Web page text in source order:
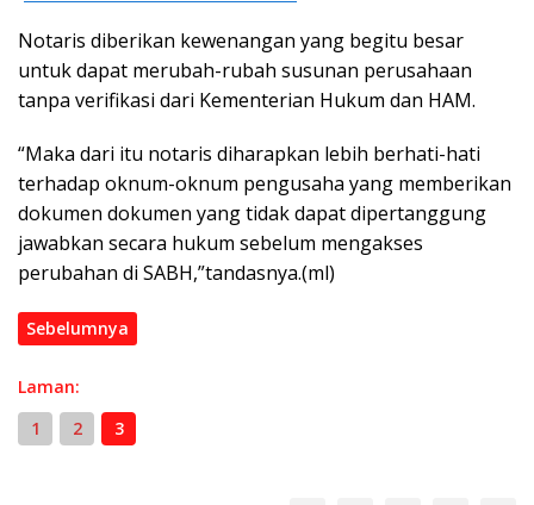
Notaris diberikan kewenangan yang begitu besar
untuk dapat merubah-rubah susunan perusahaan
tanpa verifikasi dari Kementerian Hukum dan HAM.
“Maka dari itu notaris diharapkan lebih berhati-hati
terhadap oknum-oknum pengusaha yang memberikan
dokumen dokumen yang tidak dapat dipertanggung
jawabkan secara hukum sebelum mengakses
perubahan di SABH,”tandasnya.(ml)
Sebelumnya
Laman:
1
2 3